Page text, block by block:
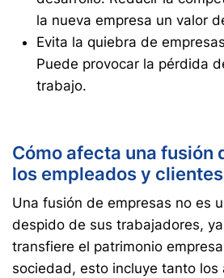
la nueva empresa un valor
Evita la quiebra de
Puede provocar la pérdida
trabajo.
Cómo afecta una fusión
los empleados y clientes
Una fusión de empresas no es
despido de sus trabajadores,
transfiere el patrimonio
sociedad, esto incluye tanto los